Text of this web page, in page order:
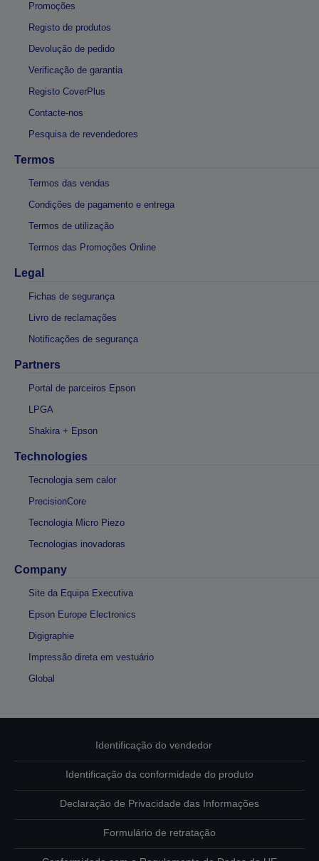
Promoções
Registo de produtos
Devolução de pedido
Verificação de garantia
Registo CoverPlus
Contacte-nos
Pesquisa de revendedores
Termos
Termos das vendas
Condições de pagamento e entrega
Termos de utilização
Termos das Promoções Online
Legal
Fichas de segurança
Livro de reclamações
Notificações de segurança
Partners
Portal de parceiros Epson
LPGA
Shakira + Epson
Technologies
Tecnologia sem calor
PrecisionCore
Tecnologia Micro Piezo
Tecnologias inovadoras
Company
Site da Equipa Executiva
Epson Europe Electronics
Digigraphie
Impressão direta em vestuário
Global
Identificação do vendedor
Identificação da conformidade do produto
Declaração de Privacidade das Informações
Formulário de retratação